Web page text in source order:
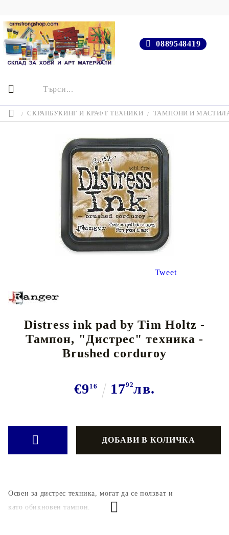
0889548419
СКРАПБУКИНГ И КРАФТ ТЕХНИКИ ТАМПОНИ И
Tweet
Distress ink pad by Tim Holtz -
Тампон, "Дистрес" техника -
Brushed corduroy
€9 16 1792лв.
Освен за дистрес техника, могат да се ползват и
като обикновен тампон.